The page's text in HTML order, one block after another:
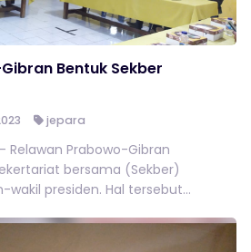
Bentuk Sekber
jepara
Relawan Prabowo-Gibran
bersama (Sekber)
presiden. Hal tersebut...